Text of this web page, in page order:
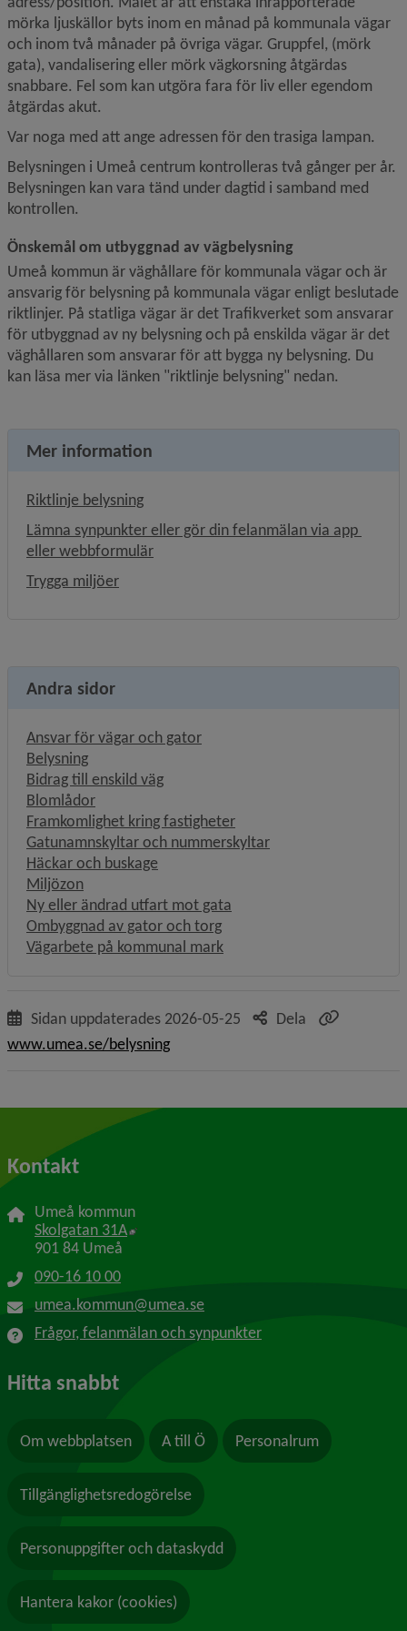
mörka ljuskällor byts inom en månad på kommunala vägar
och inom två månader på övriga vägar. Gruppfel, (mörk
gata), vandalisering eller mörk vägkorsning åtgärdas
snabbare. Fel som kan utgöra fara för liv eller egendom
åtgärdas akut.
Var noga med att ange adressen för den trasiga lampan.
Belysningen i Umeå centrum kontrolleras två gånger per år.
Belysningen kan vara tänd under dagtid i samband med
kontrollen.
Önskemål om utbyggnad av vägbelysning
Umeå kommun är väghållare för kommunala vägar och är
ansvarig för belysning på kommunala vägar enligt beslutade
riktlinjer. På statliga vägar är det Trafikverket som ansvarar
för utbyggnad av ny belysning och på enskilda vägar är det
väghållaren som ansvarar för att bygga ny belysning. Du
kan läsa mer via länken "riktlinje belysning" nedan.
Mer information
Riktlinje belysning, 798.4 kB.
Lämna synpunkter eller gör din felanmälan via app
eller webbformulär
Trygga miljöer
Andra sidor
Ansvar för vägar och gator
Belysning
Bidrag till enskild väg
Blomlådor
Framkomlighet kring fastigheter
Gatunamnskyltar och nummerskyltar
Häckar och buskage
Miljözon
Ny eller ändrad utfart mot gata
Ombyggnad av gator och torg
Vägarbete på kommunal mark
Sidan uppdaterades 2026-05-25
Dela
www.umea.se/belysning
Kontakt
Umeå kommun
Skolgatan 31A Länk till annan webbplats, öppnas i nytt
901 84 Umeå
090-16 10 00
umea.kommun@umea.se
Frågor, felanmälan och synpunkter
Hitta snabbt
Om webbplatsen A till Ö Personalrum
Tillgänglighetsredogörelse
Personuppgifter och dataskydd
Hantera kakor (cookies)